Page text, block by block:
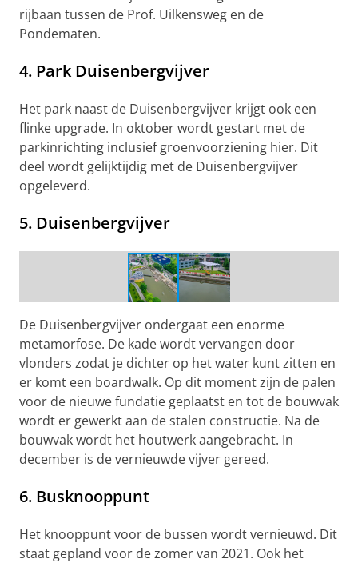
rijbaan tussen de Prof. Uilkensweg en de
Pondematen.
4. Park Duisenbergvijver
Het park naast de Duisenbergvijver krijgt ook een
flinke upgrade. In oktober wordt gestart met de
parkinrichting inclusief groenvoorziening hier. Dit
deel wordt gelijktijdig met de Duisenbergvijver
opgeleverd.
5. Duisenbergvijver
De Duisenbergvijver ondergaat een enorme
metamorfose. De kade wordt vervangen door
vlonders zodat je dichter op het water kunt zitten en
er komt een boardwalk. Op dit moment zijn de palen
voor de nieuwe fundatie geplaatst en tot de bouwvak
wordt er gewerkt aan de stalen constructie. Na de
bouwvak wordt het houtwerk aangebracht. In
december is de vernieuwde vijver gereed.
6. Busknooppunt
Het knooppunt voor de bussen wordt vernieuwd. Dit
staat gepland voor de zomer van 2021. Ook het